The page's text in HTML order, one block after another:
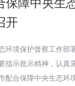
保障中央生
开
环境保护督察工作部
指示批示精神，认真
合保障中央生态环